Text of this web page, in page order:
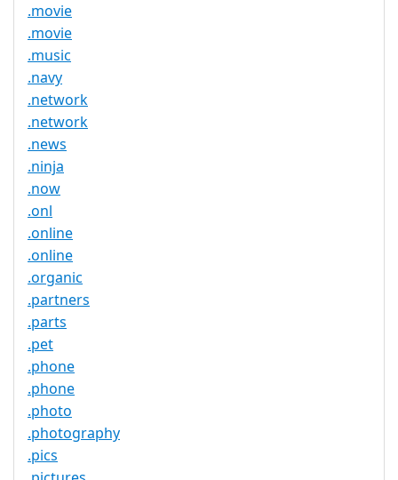
.movie
.movie
.music
.navy
.network
.network
.news
.ninja
.now
.onl
.online
.online
.organic
.partners
.parts
.pet
.phone
.phone
.photo
.photography
.pics